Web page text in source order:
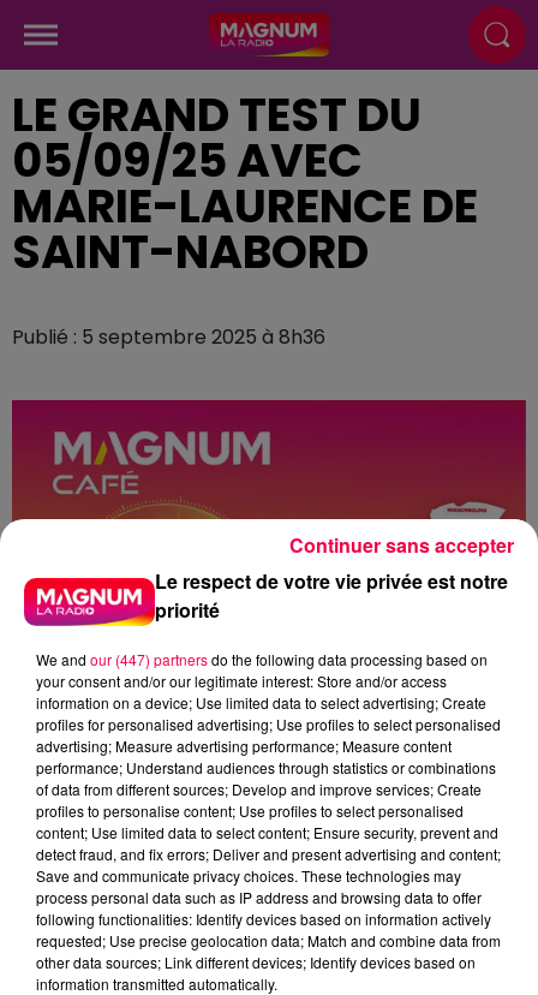
LE GRAND TEST DU
05/09/25 AVEC
MARIE-LAURENCE DE
SAINT-NABORD
Publié : 5 septembre 2025 à 8h36
podcasts/2025/09/LGT050925.mp3
Le respect de votre vie privée est notre
priorité
We and our (447) partnersdo the following data processing based on
your consent and/or our legitimate interest: Store and/or access
information on a device; Use limited data to select advertising; Create
profiles for personalised advertising; Use profiles to select personalised
advertising; Measure advertising performance; Measure content
performance; Understand audiences through statistics or combinations
of data from different sources; Develop and improve services; Create
profiles to personalise content; Use profiles to select personalised
content; Use limited data to select content; Ensure security, prevent and
detect fraud, and fix errors; Deliver and present advertising and content;
Save and communicate privacy choices. These technologies may
process personal data such as IP address and browsing data to offer
following functionalities: Identify devices based on information actively
requested; Use precise geolocation data; Match and combine data from
other data sources; Link different devices; Identify devices based on
information transmitted automatically.
Continuer sans accepter